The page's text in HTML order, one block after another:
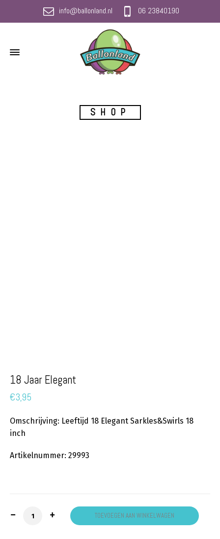
info@ballonland.nl 06 23840190
SHOP
18 Jaar Elegant
€3,95
Omschrijving: Leeftijd 18 Elegant Sarkles&Swirls 18
inch
Artikelnummer: 29993
18 Jaar Elegant aantalTOEVOEGEN AAN WINKELWAGEN